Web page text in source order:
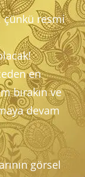
çünkü resmi
en
bırakın ve
devam
görsel